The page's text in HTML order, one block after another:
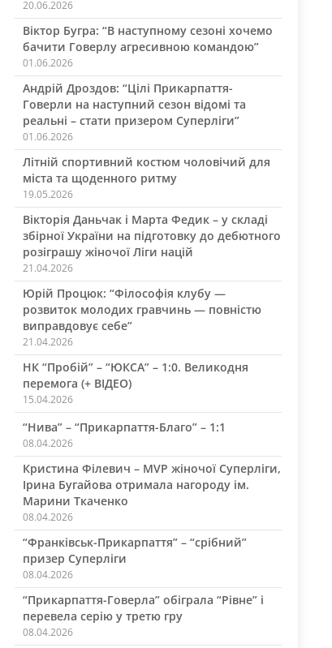
20.06.2026
Віктор Бугра: “В наступному сезоні хочемо
бачити Говерлу агресивною командою”
01.06.2026
Андрій Дроздов: “Цілі Прикарпаття-
Говерли на наступний сезон відомі та
реальні – стати призером Суперліги”
01.06.2026
Літній спортивний костюм чоловічий для
міста та щоденного ритму
19.05.2026
Вікторія Даньчак і Марта Федик – у складі
збірної України на підготовку до дебютного
розіграшу жіночої Ліги націй
21.04.2026
Юрій Процюк: “Філософія клубу —
розвиток молодих гравчинь — повністю
виправдовує себе”
21.04.2026
НК “Пробій” – “ЮКСА” – 1:0. Великодня
перемога (+ ВІДЕО)
15.04.2026
“Нива” – “Прикарпаття-Благо” – 1:1
08.04.2026
Кристина Філевич – MVP жіночої Суперліги,
Ірина Бугайова отримала нагороду ім.
Марини Ткаченко
08.04.2026
“Франківськ-Прикарпаття” – “срібний”
призер Суперліги
08.04.2026
“Прикарпаття-Говерла” обіграла “Рівне” і
перевела серію у третю гру
08.04.2026